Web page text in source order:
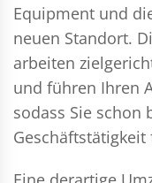
Equipment und
neuen Standort.
arbeiten
und führen Ihren
sodass Sie